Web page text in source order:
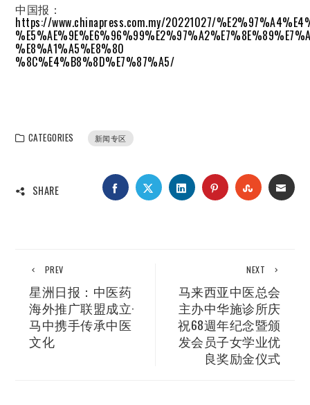
中国报：
https://www.chinapress.com.my/20221027/
%E8%A1%A5%E8%80
%8C%E4%B8%8D%E7%87%A5/
CATEGORIES 新闻专区
SHARE FACEBOOKTWITTERLINKEDINPINTEREST
PREV
星洲日报：中医药
海外推广联盟成立·
马中携手传承中医
文化
NEXT
马来西亚中医总会
主办中华施诊所庆
祝68週年纪念暨颁
发会员子女学业优
良奖励金仪式